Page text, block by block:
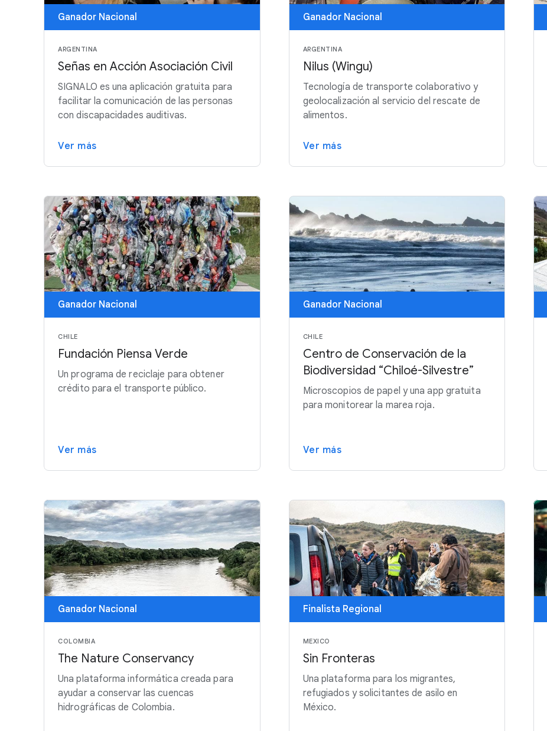
Ganador Nacional
ARGENTINA
Señas en Acción Asociación Civil
SIGNALO es una aplicación gratuita para
facilitar la comunicación de las personas
con discapacidades auditivas.
Ver más
Ganador Nacional
ARGENTINA
Nilus (Wingu)
Tecnología de transporte colaborativo y
geolocalización al servicio del rescate de
alimentos.
Ver más
Ganador Nacional
CHILE
Fundación Piensa Verde
Un programa de reciclaje para obtener
crédito para el transporte público.
Ver más
Ganador Nacional
CHILE
Centro de Conservación de la
Biodiversidad “Chiloé-Silvestre”
Microscopios de papel y una app gratuita
para monitorear la marea roja.
Ver más
Ganador Nacional
COLOMBIA
The Nature Conservancy
Una plataforma informática creada para
ayudar a conservar las cuencas
hidrográficas de Colombia.
Finalista Regional
MEXICO
Sin Fronteras
Una plataforma para los migrantes,
refugiados y solicitantes de asilo en
México.